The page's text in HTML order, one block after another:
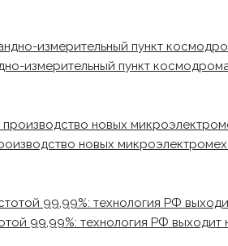
измерительный пункт
новых
99,99%: технология РФ выходит